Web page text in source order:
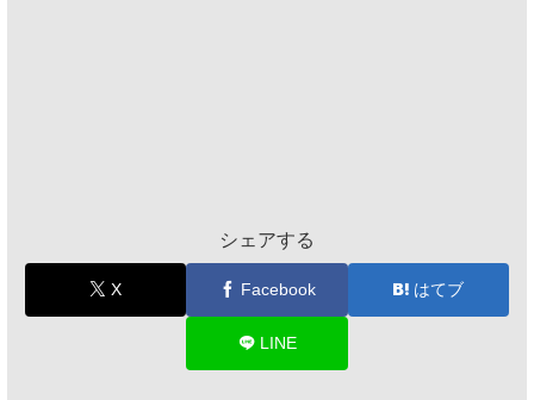
シェアする
X Facebook はてブ
LINE